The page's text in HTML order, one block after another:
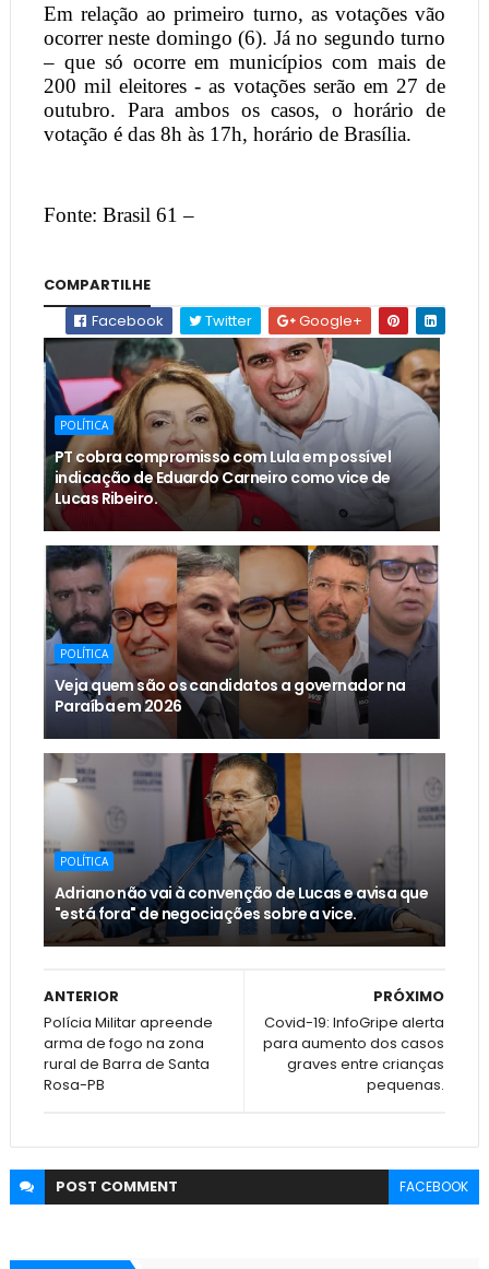
Em relação ao primeiro turno, as votações vão
ocorrer neste domingo (6). Já no segundo turno
– que só ocorre em municípios com mais de
200 mil eleitores - as votações serão em 27 de
outubro. Para ambos os casos, o horário de
votação é das 8h às 17h, horário de Brasília.
Fonte: Brasil 61 –
COMPARTILHE
Facebook
Twitter Google+
POLÍTICA
PT cobra compromisso com Lula em possível
indicação de Eduardo Carneiro como vice de
Lucas Ribeiro.
POLÍTICA
Veja quem são os candidatos a governador na
Paraíba em 2026
POLÍTICA
Adriano não vai à convenção de Lucas e avisa que
"está fora" de negociações sobre a vice.
PRÓXIMO
Covid-19: InfoGripe alerta
para aumento dos casos
graves entre crianças
pequenas.
ANTERIOR
Polícia Militar apreende
arma de fogo na zona
rural de Barra de Santa
Rosa-PB
POST COMMENT FACEBOOK